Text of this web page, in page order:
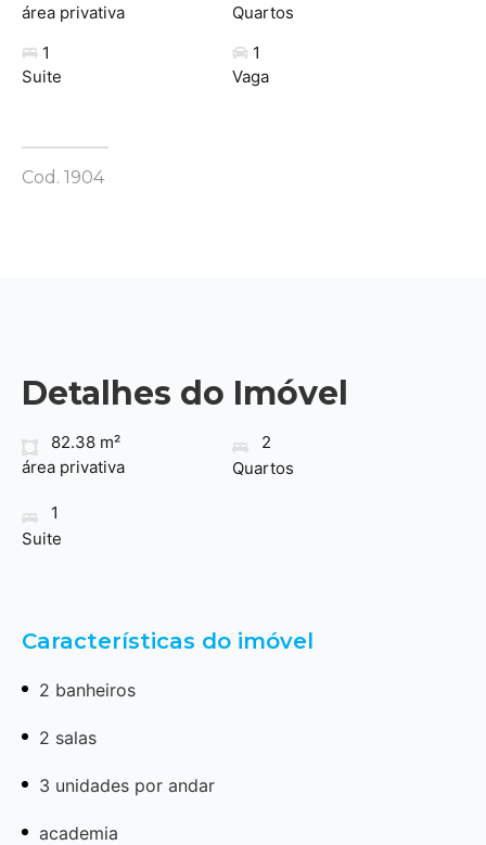
área privativa
Quartos
1
Suite
1
Vaga
Cod. 1904
Detalhes do Imóvel
82.38 m²
área privativa
2
Quartos
1
Suite
Características do imóvel
2 banheiros
2 salas
3 unidades por andar
academia